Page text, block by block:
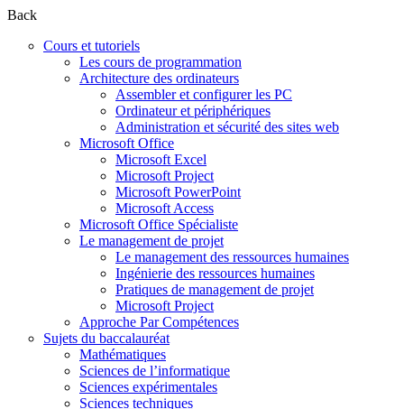
Back
Cours et tutoriels
Les cours de programmation
Architecture des ordinateurs
Assembler et configurer les PC
Ordinateur et périphériques
Administration et sécurité des sites web
Microsoft Office
Microsoft Excel
Microsoft Project
Microsoft PowerPoint
Microsoft Access
Microsoft Office Spécialiste
Le management de projet
Le management des ressources humaines
Ingénierie des ressources humaines
Pratiques de management de projet
Microsoft Project
Approche Par Compétences
Sujets du baccalauréat
Mathématiques
Sciences de l’informatique
Sciences expérimentales
Sciences techniques